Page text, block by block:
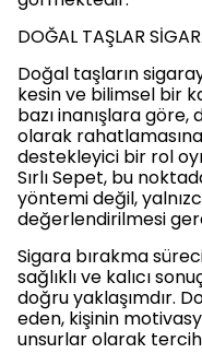
DOĞAL TAŞLAR
Doğal taşların
kesin ve bilimsel bir
bazı inanışlara göre,
olarak
destekleyici bir rol
Sırlı Sepet, bu
yöntemi değil,
değerlendirilmesi
Sigara bırakma
sağlıklı ve kalıcı
doğru yaklaşımdır.
eden, kişinin
unsurlar olarak